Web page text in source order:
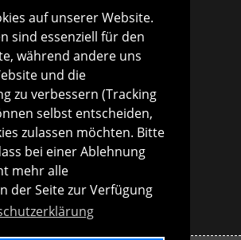
auf unserer Website.
sind essenziell für den
während andere uns
und die
zu verbessern (Tracking
selbst entscheiden,
zulassen möchten. Bitte
bei einer Ablehnung
mehr alle
der Seite zur Verfügung
sind mit dem aktuellen
steuerlich absetzbar.
0001 2800 15
Konopac
Vorsitzender des Vorstandes
Lachmuth
Vorsitzende des Vorstandes